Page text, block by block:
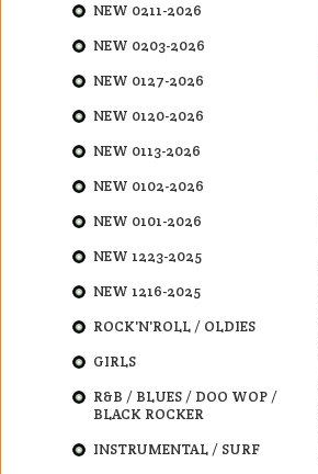
NEW 0211-2026
NEW 0203-2026
NEW 0127-2026
NEW 0120-2026
NEW 0113-2026
NEW 0102-2026
NEW 0101-2026
NEW 1223-2025
NEW 1216-2025
ROCK'N'ROLL / OLDIES
GIRLS
R&B / BLUES / DOO WOP /
BLACK ROCKER
INSTRUMENTAL / SURF